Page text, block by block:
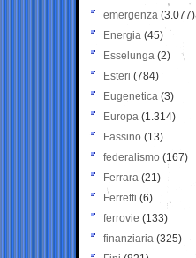
emergenza (3.077)
Energia (45)
Esselunga (2)
Esteri (784)
Eugenetica (3)
Europa (1.314)
Fassino (13)
federalismo (167)
Ferrara (21)
Ferretti (6)
ferrovie (133)
finanziaria (325)